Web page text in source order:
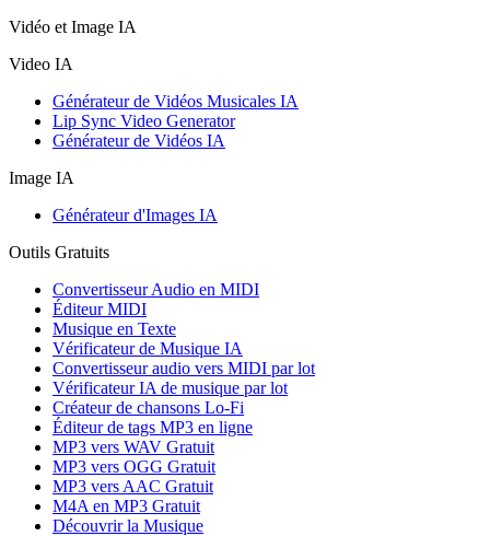
Vidéo et Image IA
Video IA
Générateur de Vidéos Musicales IA
Lip Sync Video Generator
Générateur de Vidéos IA
Image IA
Générateur d'Images IA
Outils Gratuits
Convertisseur Audio en MIDI
Éditeur MIDI
Musique en Texte
Vérificateur de Musique IA
Convertisseur audio vers MIDI par lot
Vérificateur IA de musique par lot
Créateur de chansons Lo-Fi
Éditeur de tags MP3 en ligne
MP3 vers WAV Gratuit
MP3 vers OGG Gratuit
MP3 vers AAC Gratuit
M4A en MP3 Gratuit
Découvrir la Musique